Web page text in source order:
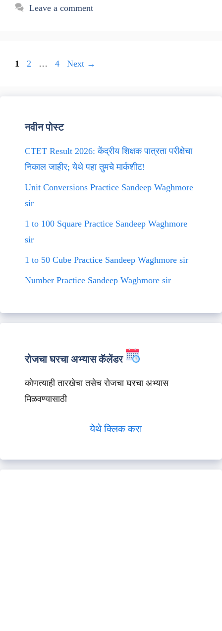
Leave a comment
Page
1 Page
2 … Page
4 Next →
नवीन पोस्ट
CTET Result 2026: केंद्रीय शिक्षक पात्रता परीक्षेचा
निकाल जाहीर; येथे पहा तुमचे मार्कशीट!
Unit Conversions Practice Sandeep Waghmore
sir
1 to 100 Square Practice Sandeep Waghmore
sir
1 to 50 Cube Practice Sandeep Waghmore sir
Number Practice Sandeep Waghmore sir
रोजचा घरचा अभ्यास कॅलेंडर
कोणत्याही तारखेचा तसेच रोजचा घरचा अभ्यास
मिळवण्यासाठी
येथे क्लिक करा